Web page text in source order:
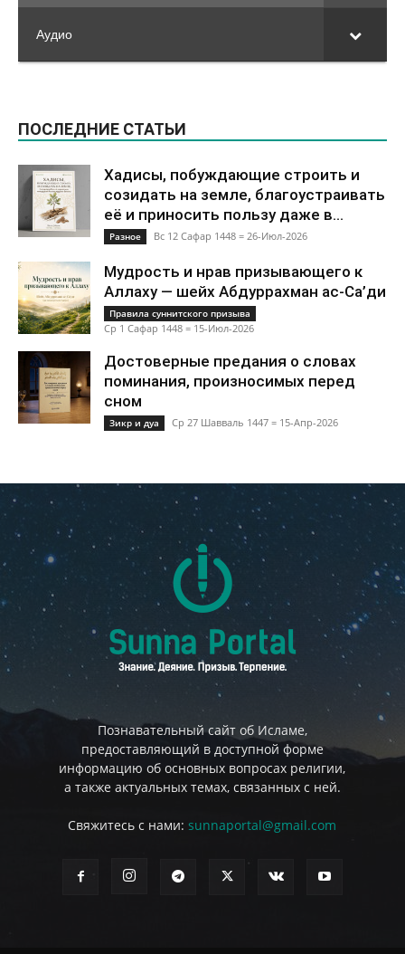
Аудио
ПОСЛЕДНИЕ СТАТЬИ
Хадисы, побуждающие строить и
созидать на земле, благоустраивать
её и приносить пользу даже в...
Разное Вс 12 Сафар 1448 = 26-Июл-2026
Мудрость и нрав призывающего к
Аллаху — шейх Абдуррахман ас-Са’ди
Правила суннитского призыва
Ср 1 Сафар 1448 = 15-Июл-2026
Достоверные предания о словах
поминания, произносимых перед
сном
Зикр и дуа Ср 27 Шавваль 1447 = 15-Апр-2026
Познавательный сайт об Исламе,
предоставляющий в доступной форме
информацию об основных вопросах религии,
а также актуальных темах, связанных с ней.
Свяжитесь с нами: sunnaportal@gmail.com